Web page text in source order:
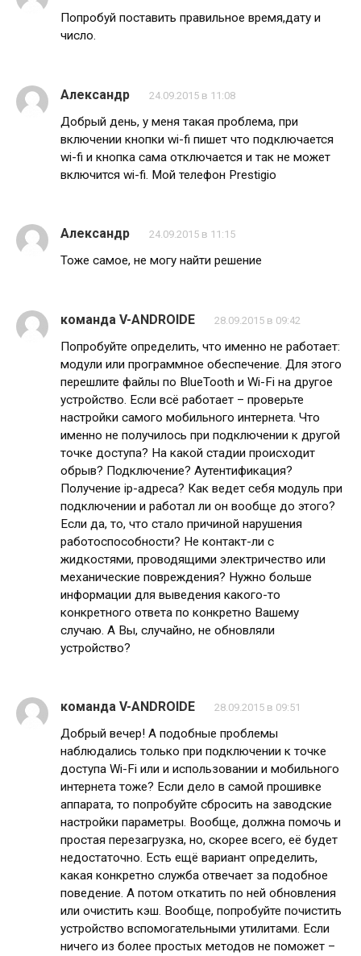
Попробуй поставить правильное время,дату и
число.
Александр 24.09.2015 в 11:08
Добрый день, у меня такая проблема, при
включении кнопки wi-fi пишет что подключается
wi-fi и кнопка сама отключается и так не может
включится wi-fi. Мой телефон Prestigio
Александр 24.09.2015 в 11:15
Тоже самое, не могу найти решение
команда V-ANDROIDE 28.09.2015 в 09:42
Попробуйте определить, что именно не работает:
модули или программное обеспечение. Для этого
перешлите файлы по BlueTooth и Wi-Fi на другое
устройство. Если всё работает – проверьте
настройки самого мобильного интернета. Что
именно не получилось при подключении к другой
точке доступа? На какой стадии происходит
обрыв? Подключение? Аутентификация?
Получение ip-адреса? Как ведет себя модуль при
подключении и работал ли он вообще до этого?
Если да, то, что стало причиной нарушения
работоспособности? Не контакт-ли с
жидкостями, проводящими электричество или
механические повреждения? Нужно больше
информации для выведения какого-то
конкретного ответа по конкретно Вашему
случаю. А Вы, случайно, не обновляли
устройство?
команда V-ANDROIDE 28.09.2015 в 09:51
Добрый вечер! А подобные проблемы
наблюдались только при подключении к точке
доступа Wi-Fi или и использовании и мобильного
интернета тоже? Если дело в самой прошивке
аппарата, то попробуйте сбросить на заводские
настройки параметры. Вообще, должна помочь и
простая перезагрузка, но, скорее всего, её будет
недостаточно. Есть ещё вариант определить,
какая конкретно служба отвечает за подобное
поведение. А потом откатить по ней обновления
или очистить кэш. Вообще, попробуйте почистить
устройство вспомогательными утилитами. Если
ничего из более простых методов не поможет –